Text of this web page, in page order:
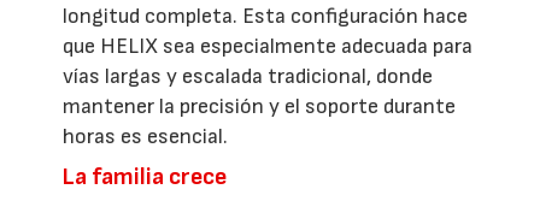
longitud completa. Esta configuración hace
que HELIX sea especialmente adecuada para
vías largas y escalada tradicional, donde
mantener la precisión y el soporte durante
horas es esencial.
La familia crece